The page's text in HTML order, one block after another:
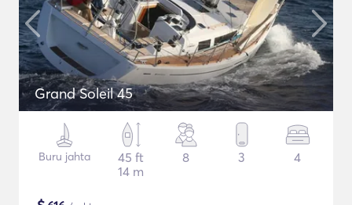
Grand Soleil 45
Buru jahta
45 ft
14 m
8 3 4